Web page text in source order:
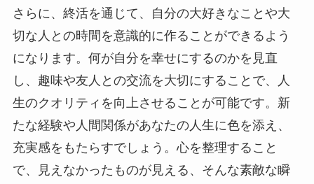
さらに、終活を通じて、自分の大好きなことや大
切な人との時間を意識的に作ることができるよう
になります。何が自分を幸せにするのかを見直
し、趣味や友人との交流を大切にすることで、人
生のクオリティを向上させることが可能です。新
たな経験や人間関係があなたの人生に色を添え、
充実感をもたらすでしょう。心を整理すること
で、見えなかったものが見える、そんな素敵な瞬